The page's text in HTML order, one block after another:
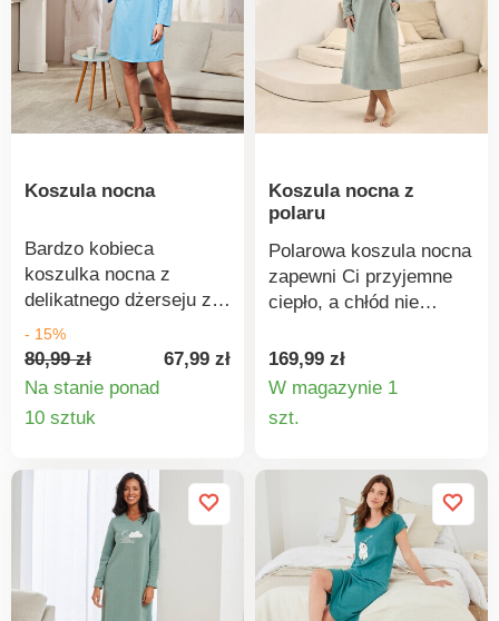
Można prać w pralce.
Koszula nocna
Bardzo kobieca
koszulka nocna z
delikatnego dżerseju z
filigranową koronką przy
dekolcie - aż szkoda w
niej spać!
- 15%
80,99 zł
67,99 zł
Na stanie ponad
10 sztuk
Koszula nocna z
polaru
Polarowa koszula nocna
zapewni Ci przyjemne
ciepło, a chłód nie
Okrągły dekolt. Haft
motylkowy z przodu.
Kieszenie boczne.
Ciepły i miękki polar.
Prosty dół. Standard 100
według Oeko-Tex (nr CQ
1216 / 3 IFTH). Ten znak
oznacza produkty
tekstylne poddane
testom laboratoryjnym
169,99 zł
W magazynie 1
szt.